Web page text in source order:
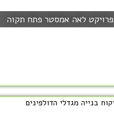
פרויקט לאה אמסטר פתח תקוה